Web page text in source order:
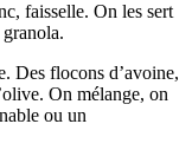
faisselle. On les sert
Des flocons d’avoine,
On mélange, on
ou un